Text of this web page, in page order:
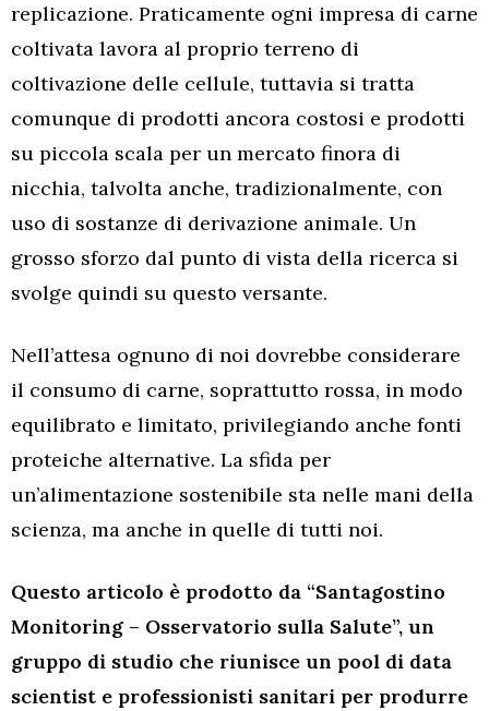
replicazione. Praticamente ogni impresa di carne
coltivata lavora al proprio terreno di
coltivazione delle cellule, tuttavia si tratta
comunque di prodotti ancora costosi e prodotti
su piccola scala per un mercato finora di
nicchia, talvolta anche, tradizionalmente, con
uso di sostanze di derivazione animale. Un
grosso sforzo dal punto di vista della ricerca si
svolge quindi su questo versante.
Nell’attesa ognuno di noi dovrebbe considerare
il consumo di carne, soprattutto rossa, in modo
equilibrato e limitato, privilegiando anche fonti
proteiche alternative. La sfida per
un’alimentazione sostenibile sta nelle mani della
scienza, ma anche in quelle di tutti noi.
Questo articolo è prodotto da “Santagostino
Monitoring – Osservatorio sulla Salute”, un
gruppo di studio che riunisce un pool di data
scientist e professionisti sanitari per produrre